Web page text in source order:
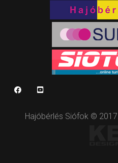
Hajóbérlés Siófok ©